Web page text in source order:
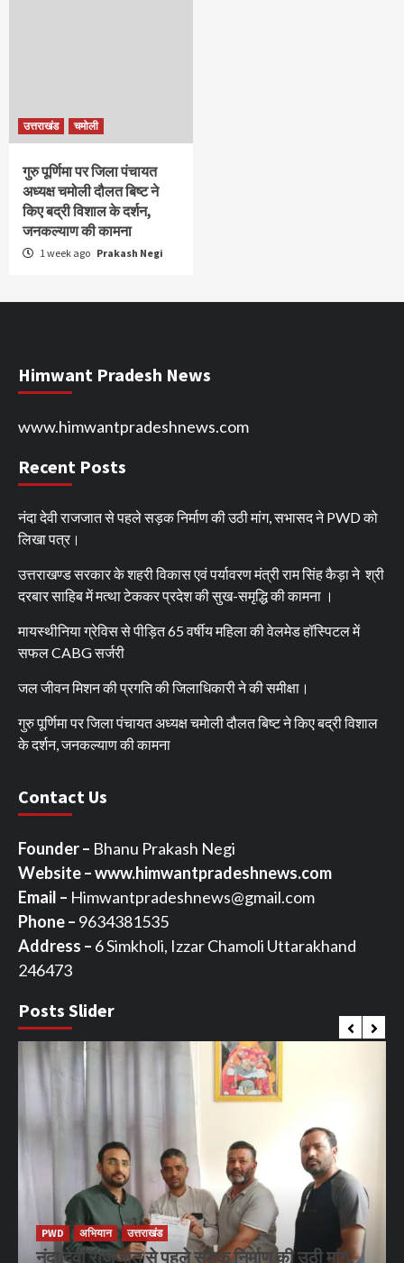
उत्तराखंड चमोली
गुरु पूर्णिमा पर जिला पंचायत
अध्यक्ष चमोली दौलत बिष्ट ने
किए बद्री विशाल के दर्शन,
जनकल्याण की कामना
1 week ago Prakash Negi
Himwant Pradesh News
www.himwantpradeshnews.com
Recent Posts
नंदा देवी राजजात से पहले सड़क निर्माण की उठी मांग, सभासद ने PWD को
लिखा पत्र।
उत्तराखण्ड सरकार के शहरी विकास एवं पर्यावरण मंत्री राम सिंह कैड़ा ने श्री
दरबार साहिब में मत्था टेककर प्रदेश की सुख-समृद्धि की कामना ।
मायस्थीनिया ग्रेविस से पीड़ित 65 वर्षीय महिला की वेलमेड हॉस्पिटल में
सफल CABG सर्जरी
जल जीवन मिशन की प्रगति की जिलाधिकारी ने की समीक्षा।
गुरु पूर्णिमा पर जिला पंचायत अध्यक्ष चमोली दौलत बिष्ट ने किए बद्री विशाल
के दर्शन, जनकल्याण की कामना
Contact Us
Founder – Bhanu Prakash Negi
Website – www.himwantpradeshnews.com
Email – Himwantpradeshnews@gmail.com
Phone – 9634381535
Address – 6 Simkholi, Izzar Chamoli Uttarakhand
246473
Posts Slider
PWD अभियान उत्तराखंड
नंदा देवी राजजात से पहले सड़क निर्माण की उठी मांग,